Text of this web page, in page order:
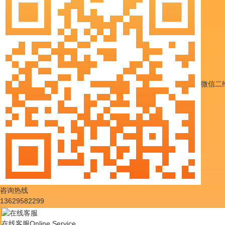
微信二
咨询热线
13629582299